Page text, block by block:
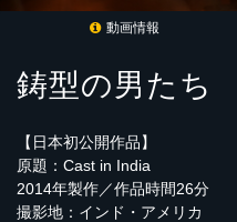
動画情報
鋳型の男たち
【日本初公開作品】
原題：Cast in India
2014年製作／作品時間26分
撮影地：インド・アメリカ